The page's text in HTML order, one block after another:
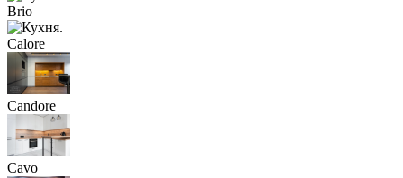
Brio
Calore
Candore
Cavo